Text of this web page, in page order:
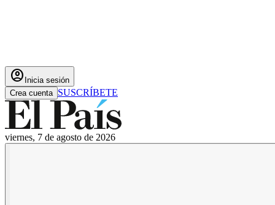
account_circle Inicia sesión
Crea cuenta SUSCRÍBETE
viernes, 7 de agosto de 2026